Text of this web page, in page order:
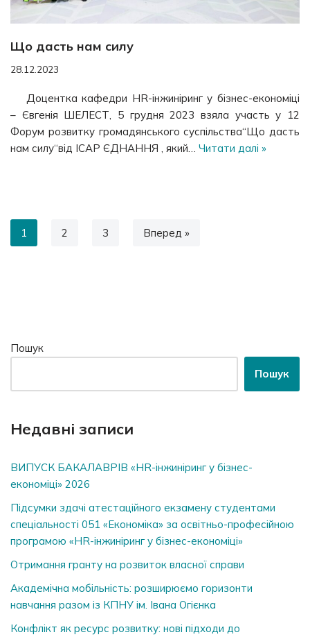
Що дасть нам силу
28.12.2023
Доцентка кафедри HR-інжиніринг у бізнес-економіці
– Євгенія ШЕЛЕСТ, 5 грудня 2023 взяла участь у 12
Форум розвитку громадянського суспільства“Що дасть
нам силу“від ІСАР ЄДНАННЯ , який… Читати далі »
1 2 3 Вперед »
Пошук
Пошук
Недавні записи
ВИПУСК БАКАЛАВРІВ «HR-інжиніринг у бізнес-
економіці» 2026
Підсумки здачі атестаційного екзамену студентами
спеціальності 051 «Економіка» за освітньо-професійною
програмою «HR-інжиніринг у бізнес-економіці»
Отримання гранту на розвиток власної справи
Академічна мобільність: розширюємо горизонти
навчання разом із КПНУ ім. Івана Огієнка
Конфлікт як ресурс розвитку: нові підходи до